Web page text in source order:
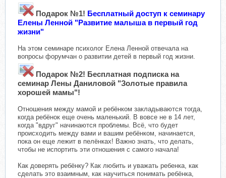
Подарок №1! Бесплатный доступ к семинару
Елены Ленной "Развитие малыша в первый год
жизни"
На этом семинаре психолог Елена Ленной отвечала на
вопросы форумчан о развитии детей в первый год жизни.
Подарок №2! Бесплатная подписка на
семинар Лены Даниловой "Золотые правила
хорошей мамы"!
Отношения между мамой и ребёнком закладываются тогда,
когда ребёнок еще очень маленький. В вовсе не в 14 лет,
когда "вдруг" начинаются проблемы. Всё, что будет
происходить между вами и вашим ребёнком, начинается,
пока он еще лежит в пелёнках! Важно знать, что делать,
чтобы не испортить эти отношения с самого начала!
Как доверять ребёнку? Как любить и уважать ребенка, как
сделать это взаимным, как научиться понимать ребёнка,